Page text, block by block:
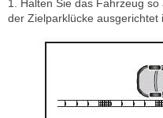
1. Halten Sie das Fahrzeug
der Zielparklücke ausgerichtet